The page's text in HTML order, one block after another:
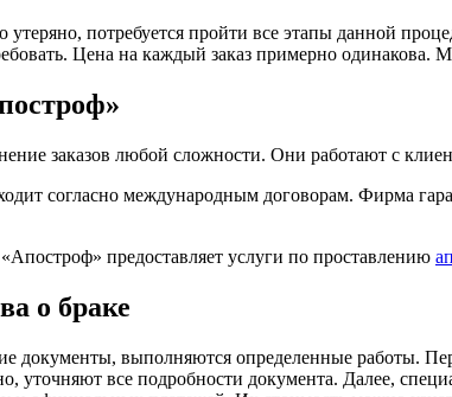
утеряно, потребуется пройти все этапы данной
Цена на каждый заказ примерно одинакова.
заказов любой сложности. Они работают с
согласно международным договорам. Фирма
предоставляет услуги по проставлению
о браке
документы, выполняются определенные работы.
уточняют все подробности документа. Далее,